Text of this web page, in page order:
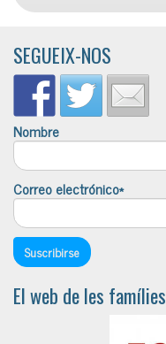
SEGUEIX-NOS
Nombre
Correo electrónico*
El web de les famílies